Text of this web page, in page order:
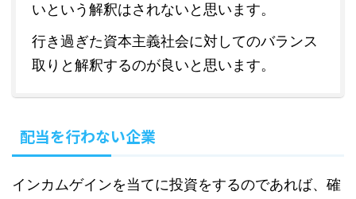
いという解釈はされないと思います。
行き過ぎた資本主義社会に対してのバランス
取りと解釈するのが良いと思います。
配当を行わない企業
インカムゲインを当てに投資をするのであれば、確